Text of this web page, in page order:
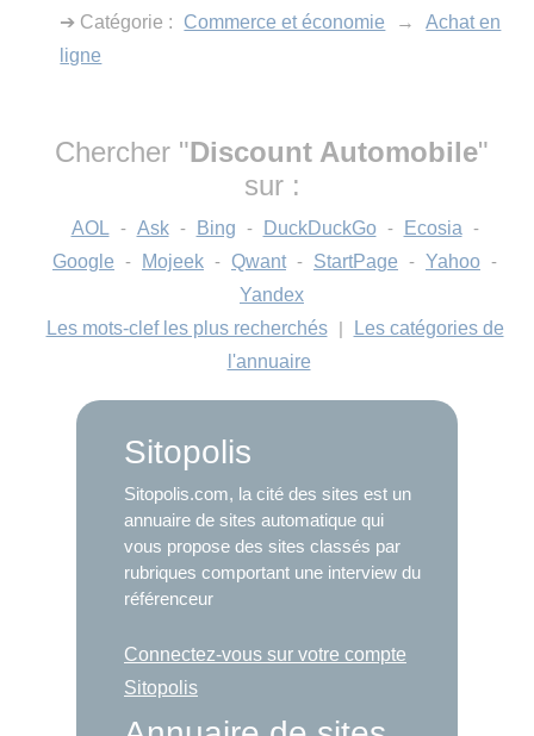
➔ Catégorie :
Commerce et économie →
Achat en
ligne
Chercher "Discount Automobile"
sur :
AOL - Ask - Bing - DuckDuckGo - Ecosia -
Google - Mojeek - Qwant - StartPage - Yahoo -
Yandex
Les mots-clef les plus recherchés
|
Les catégories de
l'annuaire
Sitopolis
Sitopolis.com, la cité des sites est un
annuaire de sites automatique qui
vous propose des sites classés par
rubriques comportant une interview du
référenceur
Connectez-vous sur votre compte
Sitopolis